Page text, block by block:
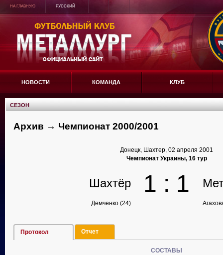
НА ГЛАВНУЮ РУССКИЙ
НОВОСТИ КОМАНДА КЛУБ
СЕЗОН
Архив → Чемпионат 2000/2001
Донецк, Шахтер, 02 апреля 2001
Чемпионат Украины, 16 тур
Шахтёр 1 : 1
Демченко (24)
Протокол Отчет
СОСТАВЫ